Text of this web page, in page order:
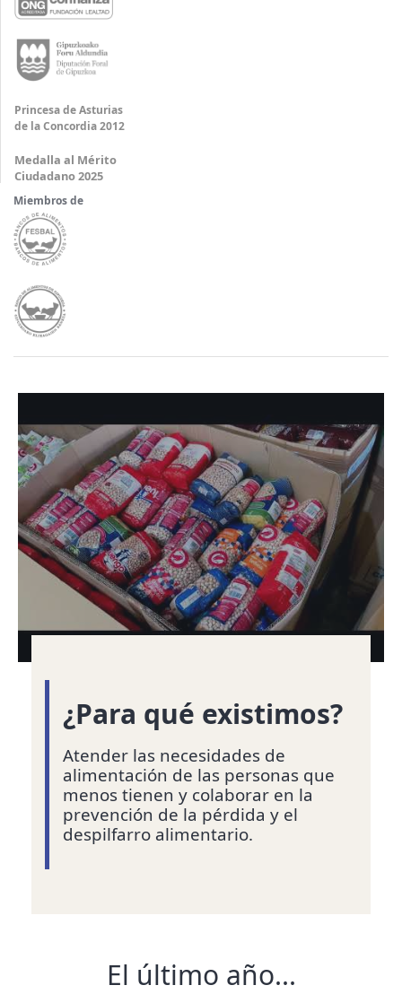
Princesa de Asturias
de la Concordia 2012
Medalla al Mérito
Ciudadano 2025
Miembros de
¿Para qué existimos?
Atender las necesidades de
alimentación de las personas que
menos tienen y colaborar en la
prevención de la pérdida y el
despilfarro alimentario.
El último año...